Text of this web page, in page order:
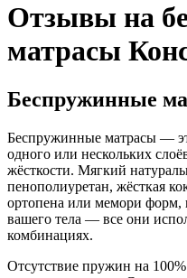
Отзывы на
матрасы
Беспружинные
Беспружинные матрасы —
одного или нескольких
жёсткости. Мягкий
пенополиуретан, жёсткая
ортопена или мемори форм,
вашего тела — все они
комбинациях.
Отсутствие пружин на